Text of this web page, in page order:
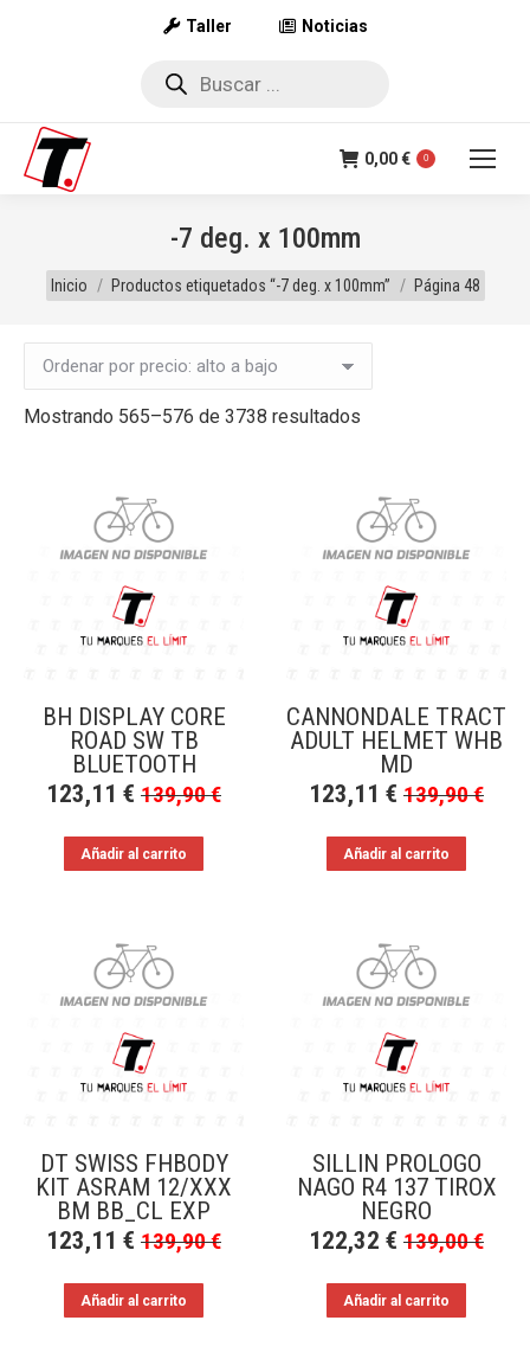
Taller Noticias
Búsqueda
0,00€ 0
-7 deg. x 100mm
Estás aquí:
Inicio Productos etiquetados “-7 deg. x 100mm” Página 48
Mostrando 565–576 de 3738 resultados
alto
a
bajo
BH DISPLAY CORE
ROAD SW TB
BLUETOOTH
123,11 € 139,90€
Añadir al carrito
CANNONDALE TRACT
ADULT HELMET WHB
MD
123,11 € 139,90€
Añadir al carrito
DT SWISS FHBODY
KIT ASRAM 12/XXX
BM BB_CL EXP
123,11 € 139,90€
Añadir al carrito
SILLIN PROLOGO
NAGO R4 137 TIROX
NEGRO
122,32 € 139,00€
Añadir al carrito